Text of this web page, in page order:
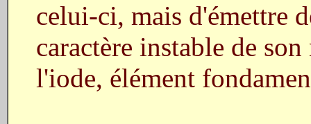
celui-ci, mais d'émettre
caractère instable de
l'iode, élément